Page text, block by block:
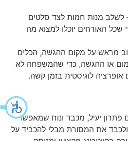
לשלב מנות חמות לצד סלטים
שכל האורחים יוכלו למצוא מה
מראש על מקום ההגשה, הכלים
או ההגשה, כדי שהמשפחה לא
לוגיסטית בזמן קשה.
פתרון יעיל, מכבד ונוח שמאפשר
את המסורת מבלי להכביד על